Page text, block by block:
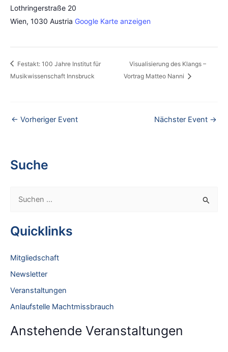
Lothringerstraße 20
Wien, 1030 Austria Google Karte anzeigen
Festakt: 100 Jahre Institut für
Musikwissenschaft Innsbruck
Visualisierung des Klangs –
Vortrag Matteo Nanni
← Vorheriger Event Nächster Event →
Suche
h
c
h
Quicklinks
Mitgliedschaft
Newsletter
Veranstaltungen
Anlaufstelle Machtmissbrauch
Anstehende Veranstaltungen